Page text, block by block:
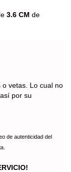
3.6 CM de
vetas. Lo cual no
por su
de autenticidad del